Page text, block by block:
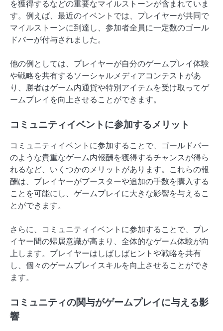
を獲得するなどの重要なマイルストーンが含まれていま
す。例えば、最近のイベントでは、プレイヤーが共同で
マイルストーンに到達し、参加者全員に一定数のゴール
ドバーが付与されました。
他の例としては、プレイヤーが自分のゲームプレイ体験
や戦略を共有するソーシャルメディアコンテストがあ
り、勝者はゲーム内通貨や特別アイテムを受け取ってゲ
ームプレイを向上させることができます。
コミュニティイベントに参加するメリット
コミュニティイベントに参加することで、ゴールドバー
のような貴重なゲーム内報酬を獲得するチャンスが得ら
れるなど、いくつかのメリットがあります。これらの報
酬は、プレイヤーがブースターや追加の手数を購入する
ことを可能にし、ゲームプレイに大きな影響を与えるこ
とができます。
さらに、コミュニティイベントに参加することで、プレ
イヤー間の帰属意識が高まり、全体的なゲーム体験が向
上します。プレイヤーはしばしばヒントや戦略を共有
し、個々のゲームプレイスキルを向上させることができ
ます。
コミュニティの関与がゲームプレイに与える影
響